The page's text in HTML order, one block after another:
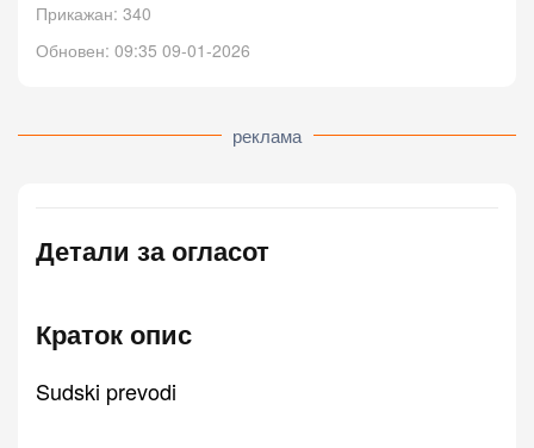
Прикажан: 340
Обновен: 09:35 09-01-2026
реклама
Детали за огласот
Краток опис
Sudski prevodi